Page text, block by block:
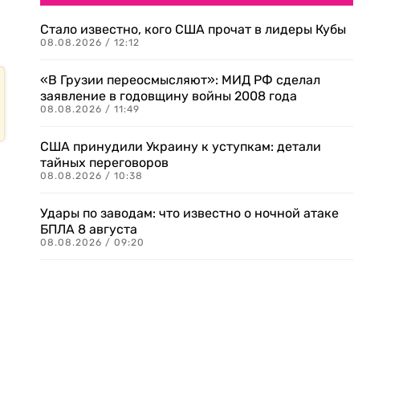
Стало известно, кого США прочат в лидеры Кубы
08.08.2026 / 12:12
«В Грузии переосмысляют»: МИД РФ сделал
заявление в годовщину войны 2008 года
08.08.2026 / 11:49
США принудили Украину к уступкам: детали
тайных переговоров
08.08.2026 / 10:38
Удары по заводам: что известно о ночной атаке
БПЛА 8 августа
08.08.2026 / 09:20